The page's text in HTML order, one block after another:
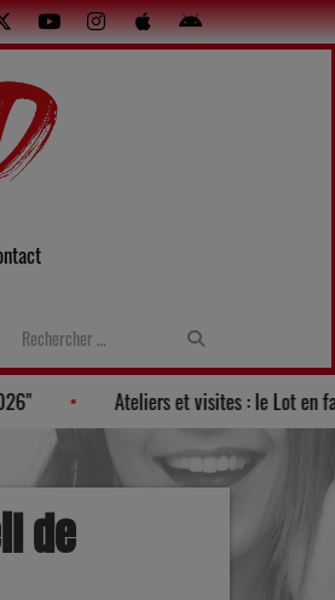
visages de la politique 2026"
de